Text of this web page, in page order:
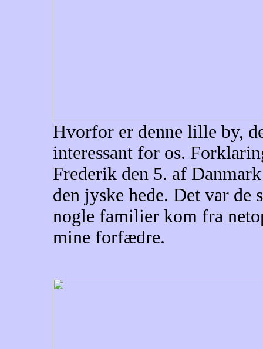
Hvorfor er denne lille by,
interessant for os.
Frederik den 5. af
den jyske hede. Det var
nogle familier kom fra
mine forfædre.